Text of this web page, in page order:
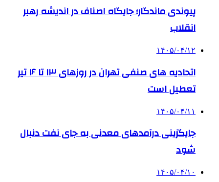
پیوندی ماندگار؛ جایگاه اصناف در اندیشه رهبر
انقلاب
۱۴۰۵/۰۴/۱۲
اتحادیه های صنفی تهران در روزهای ۱۳ تا ۱۶ تیر
تعطیل است
۱۴۰۵/۰۴/۱۱
جایگزینی درآمدهای معدنی به جای نفت دنبال
شود
۱۴۰۵/۰۴/۱۰